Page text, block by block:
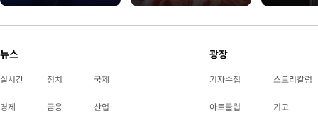
뉴스
실시간 정치 국제
경제 금융 산업
광장
기자수첩 스토리칼럼
아트클럽 기고